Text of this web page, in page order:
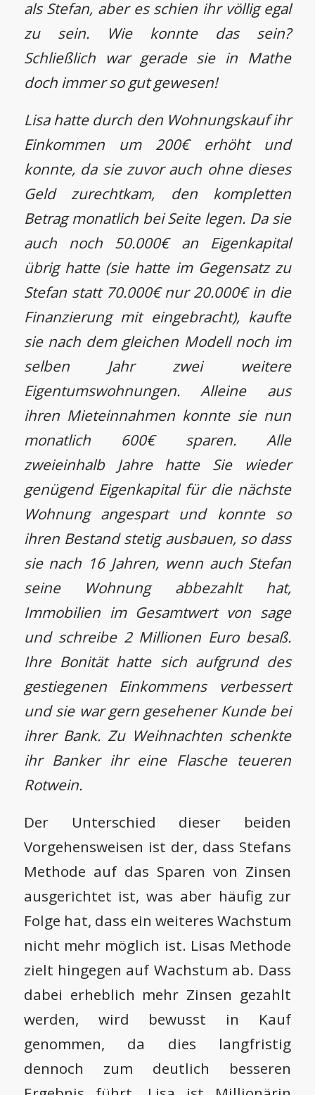
als Stefan, aber es schien ihr völlig egal
zu sein. Wie konnte das sein?
Schließlich war gerade sie in Mathe
doch immer so gut gewesen!
Lisa hatte durch den Wohnungskauf ihr
Einkommen um 200€ erhöht und
konnte, da sie zuvor auch ohne dieses
Geld zurechtkam, den kompletten
Betrag monatlich bei Seite legen. Da sie
auch noch 50.000€ an Eigenkapital
übrig hatte (sie hatte im Gegensatz zu
Stefan statt 70.000€ nur 20.000€ in die
Finanzierung mit eingebracht), kaufte
sie nach dem gleichen Modell noch im
selben Jahr zwei weitere
Eigentumswohnungen. Alleine aus
ihren Mieteinnahmen konnte sie nun
monatlich 600€ sparen. Alle
zweieinhalb Jahre hatte Sie wieder
genügend Eigenkapital für die nächste
Wohnung angespart und konnte so
ihren Bestand stetig ausbauen, so dass
sie nach 16 Jahren, wenn auch Stefan
seine Wohnung abbezahlt hat,
Immobilien im Gesamtwert von sage
und schreibe 2 Millionen Euro besaß.
Ihre Bonität hatte sich aufgrund des
gestiegenen Einkommens verbessert
und sie war gern gesehener Kunde bei
ihrer Bank. Zu Weihnachten schenkte
ihr Banker ihr eine Flasche teueren
Rotwein.
Der Unterschied dieser beiden
Vorgehensweisen ist der, dass Stefans
Methode auf das Sparen von Zinsen
ausgerichtet ist, was aber häufig zur
Folge hat, dass ein weiteres Wachstum
nicht mehr möglich ist. Lisas Methode
zielt hingegen auf Wachstum ab. Dass
dabei erheblich mehr Zinsen gezahlt
werden, wird bewusst in Kauf
genommen, da dies langfristig
dennoch zum deutlich besseren